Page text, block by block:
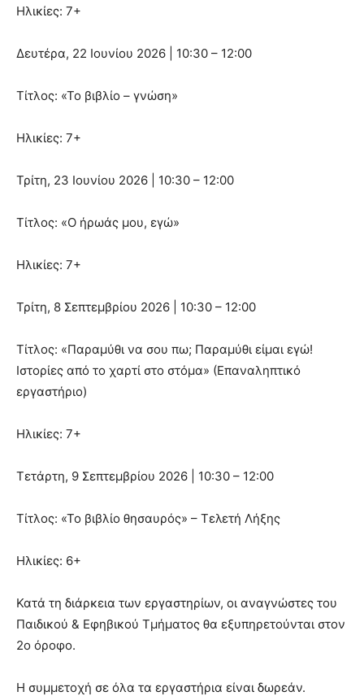
Ηλικίες: 7+
Δευτέρα, 22 Ιουνίου 2026 | 10:30 – 12:00
Τίτλος: «Το βιβλίο – γνώση»
Ηλικίες: 7+
Τρίτη, 23 Ιουνίου 2026 | 10:30 – 12:00
Τίτλος: «Ο ήρωάς μου, εγώ»
Ηλικίες: 7+
Τρίτη, 8 Σεπτεμβρίου 2026 | 10:30 – 12:00
Τίτλος: «Παραμύθι να σου πω; Παραμύθι είμαι εγώ!
Ιστορίες από το χαρτί στο στόμα» (Επαναληπτικό
εργαστήριο)
Ηλικίες: 7+
Τετάρτη, 9 Σεπτεμβρίου 2026 | 10:30 – 12:00
Τίτλος: «Το βιβλίο θησαυρός» – Τελετή Λήξης
Ηλικίες: 6+
Κατά τη διάρκεια των εργαστηρίων, οι αναγνώστες του
Παιδικού & Εφηβικού Τμήματος θα εξυπηρετούνται στον
2ο όροφο.
Η συμμετοχή σε όλα τα εργαστήρια είναι δωρεάν.